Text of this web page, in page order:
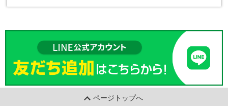
ページトップへ